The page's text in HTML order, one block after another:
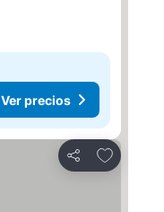
Ver precios
Compartir
Agregar